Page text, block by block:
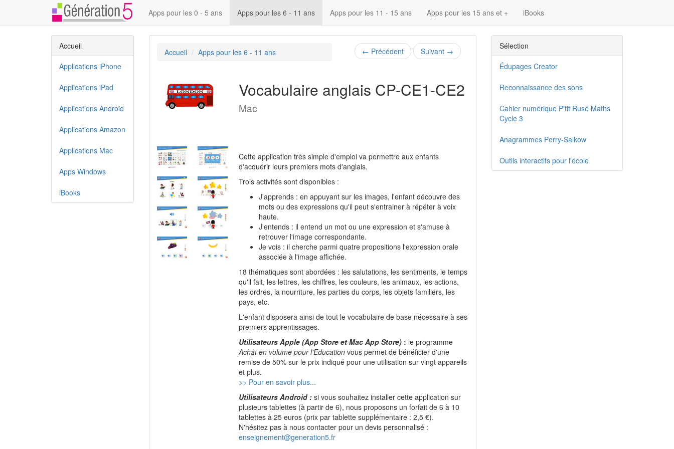
Apps pour les 0 - 5 ans Apps pour les 6 - 11 ans Apps pour les 11 - 15 ans Apps pour les 15 ans et + iBooks
Sélection
Édupages Creator
Reconnaissance des sons
Cahier numérique P'tit Rusé Maths
Cycle 3
Anagrammes Perry-Salkow
Outils interactifs pour l'école
Accueil Apps pour les 6 - 11 ans ← Précédent Suivant →
Vocabulaire anglais CP-CE1-CE2
Mac
Cette application très simple d'emploi va permettre aux enfants
d'acquérir leurs premiers mots d'anglais.
Trois activités sont disponibles :
J'apprends : en appuyant sur les images, l'enfant découvre des
mots ou des expressions qu'il peut s'entrainer à répéter à voix
haute.
J'entends : il entend un mot ou une expression et s'amuse à
retrouver l'image correspondante.
Je vois : il cherche parmi quatre propositions l'expression orale
associée à l'image affichée.
18 thématiques sont abordées : les salutations, les sentiments, le temps
qu'il fait, les lettres, les chiffres, les couleurs, les animaux, les actions,
les ordres, la nourriture, les parties du corps, les objets familiers, les
pays, etc.
L'enfant disposera ainsi de tout le vocabulaire de base nécessaire à ses
premiers apprentissages.
Utilisateurs Apple (App Store et Mac App Store): le programme
Achat en volume pour l'Educationvous permet de bénéficier d'une
remise de 50% sur le prix indiqué pour une utilisation sur vingt appareils
et plus.
>> Pour en savoir plus...
Utilisateurs Android :si vous souhaitez installer cette application sur
plusieurs tablettes (à partir de 6), nous proposons un forfait de 6 à 10
tablettes à 25 euros (prix par tablette supplémentaire : 2,5 €).
N'hésitez pas à nous contacter pour un devis personnalisé :
enseignement@generation5.fr
Accueil
Applications iPhone
Applications iPad
Applications Android
Applications Amazon
Applications Mac
Apps Windows
iBooks